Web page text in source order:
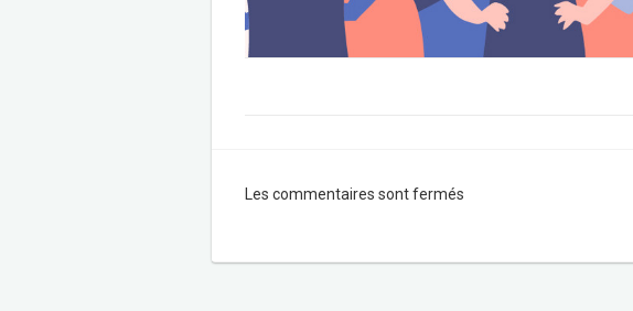
Les commentaires sont fermés